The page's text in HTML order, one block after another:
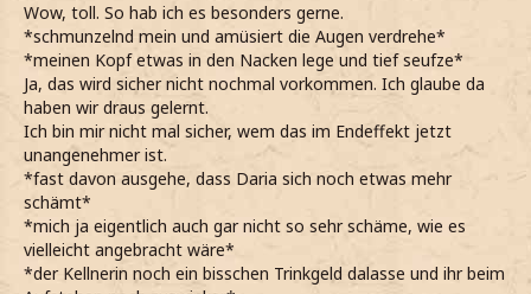
Wow, toll. So hab ich es besonders gerne.
*schmunzelnd mein und amüsiert die Augen verdrehe*
*meinen Kopf etwas in den Nacken lege und tief seufze*
Ja, das wird sicher nicht nochmal vorkommen. Ich glaube da
haben wir draus gelernt.
Ich bin mir nicht mal sicher, wem das im Endeffekt jetzt
unangenehmer ist.
*fast davon ausgehe, dass Daria sich noch etwas mehr
schämt*
*mich ja eigentlich auch gar nicht so sehr schäme, wie es
vielleicht angebracht wäre*
*der Kellnerin noch ein bisschen Trinkgeld dalasse und ihr beim